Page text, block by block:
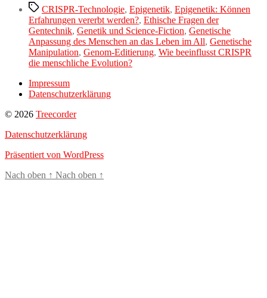
Schlagwörter
CRISPR-Technologie, Epigenetik, Epigenetik: Können
Erfahrungen vererbt werden?, Ethische Fragen der
Gentechnik, Genetik und Science-Fiction, Genetische
Anpassung des Menschen an das Leben im All, Genetische
Manipulation, Genom-Editierung, Wie beeinflusst CRISPR
die menschliche Evolution?
Impressum
Datenschutzerklärung
© 2026 Treecorder
Datenschutzerklärung
Präsentiert von WordPress
Nach oben ↑ Nach oben ↑